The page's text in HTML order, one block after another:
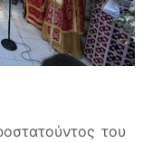
του